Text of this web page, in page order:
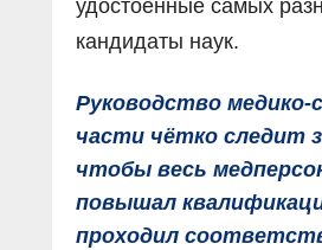
удостоенные самых
кандидаты наук.
Руководство медико-
части чётко следит
чтобы весь
повышал
проходил